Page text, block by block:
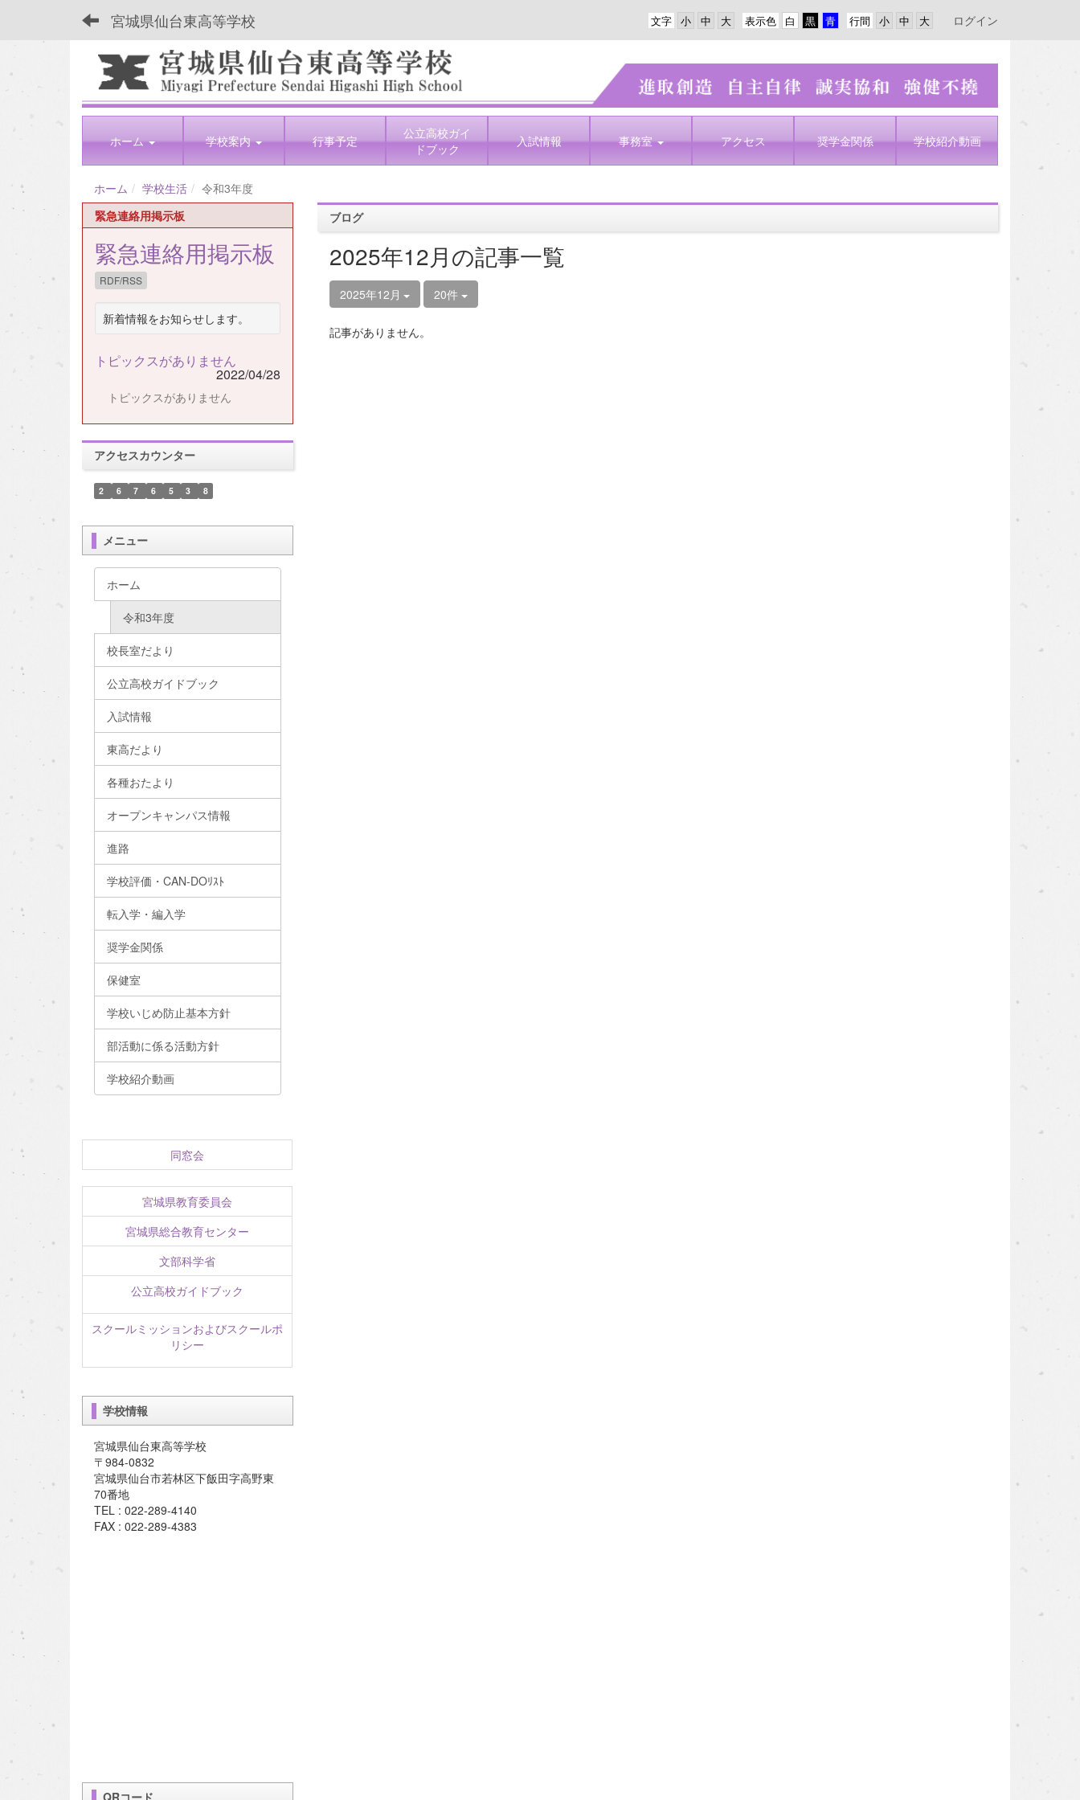
宮城県仙台東高等学校 行間
表示色
文字 ログイン
ホーム 学校案内 行事予定
公立高校ガイ
ドブック
入試情報 事務室 アクセス 奨学金関係 学校紹介動画
ホーム 学校生活
令和3年度
ブログ
2025年12月の記事一覧
2025年12月 20件
記事がありません。
緊急連絡用掲示板
緊急連絡用掲示板
RDF/RSS
新着情報をお知らせします。
トピックスがありません
2022/04/28
トピックスがありません
アクセスカウンター
2 6 7 6 5 3 8
メニュー
ホーム
令和3年度
校長室だより
公立高校ガイドブック
入試情報
東高だより
各種おたより
オープンキャンパス情報
進路
学校評価・CAN-DOﾘｽﾄ
転入学・編入学
奨学金関係
保健室
学校いじめ防止基本方針
部活動に係る活動方針
学校紹介動画
同窓会
宮城県教育委員会
宮城県総合教育センター
文部科学省
公立高校ガイドブック
スクールミッションおよびスクールポ
リシー
学校情報
宮城県仙台東高等学校
〒984-0832
宮城県仙台市若林区下飯田字高野東
70番地
TEL : 022-289-4140
FAX : 022-289-4383
QRコード